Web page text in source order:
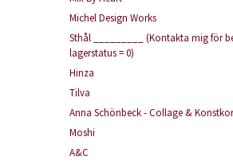
Michel Design Works
Sthål _________ (Kontakta mig för
lagerstatus = 0)
Hinza
Tilva
Anna Schönbeck - Collage &
Moshi
A&C